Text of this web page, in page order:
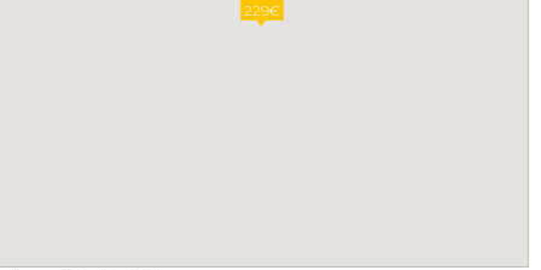
229€